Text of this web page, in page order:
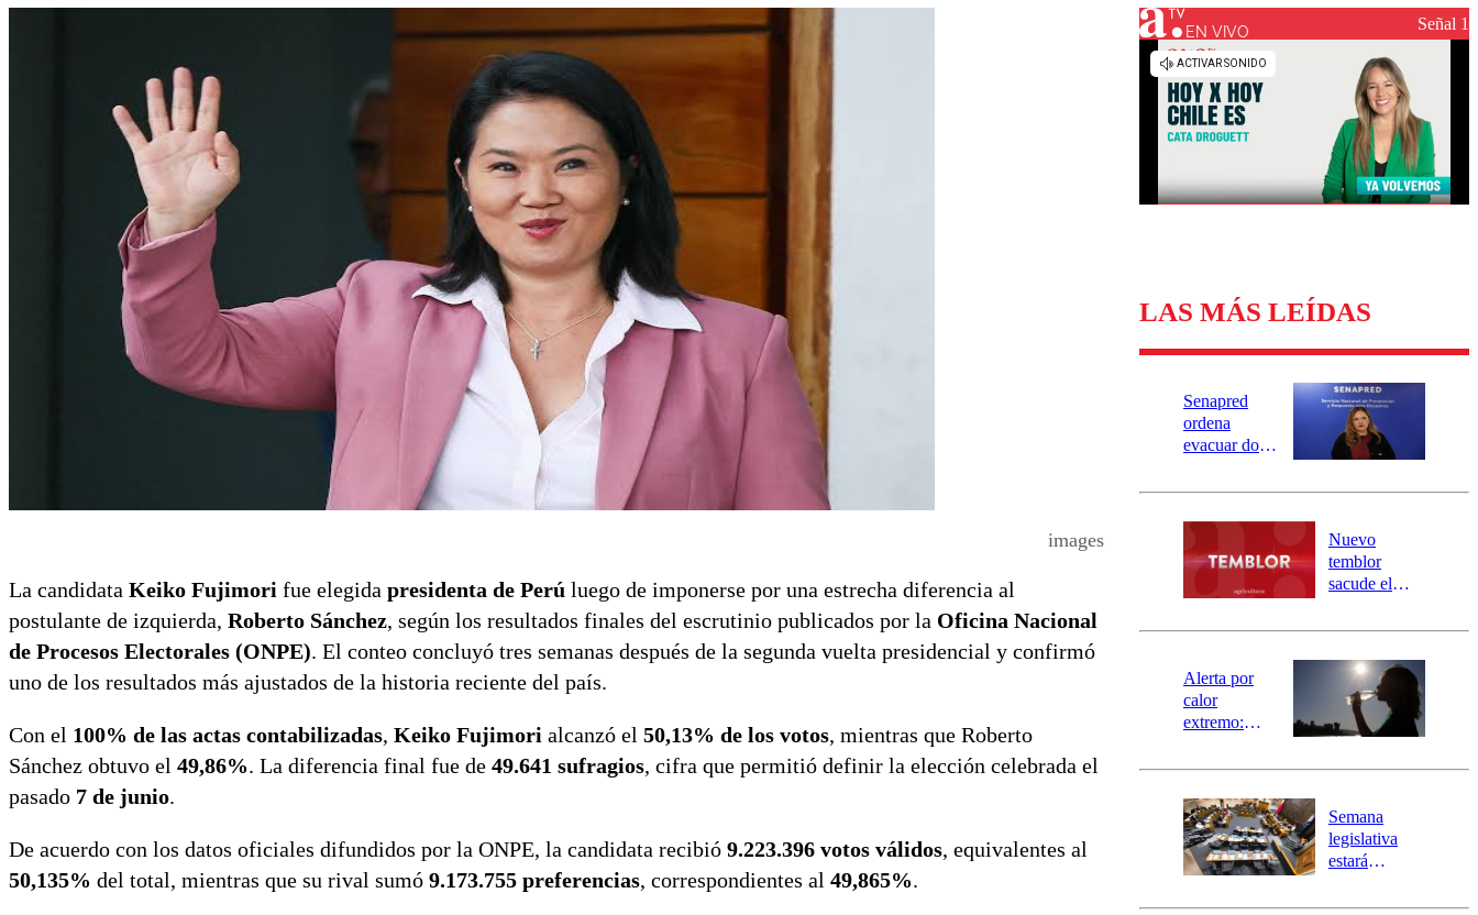
Universidad de Chile
Sustentabilidad
images
La candidata Keiko Fujimori fue elegida presidenta de Perú luego de imponerse por una estrecha diferencia al
postulante de izquierda, Roberto Sánchez, según los resultados finales del escrutinio publicados por la Oficina Nacional
de Procesos Electorales (ONPE). El conteo concluyó tres semanas después de la segunda vuelta presidencial y confirmó
uno de los resultados más ajustados de la historia reciente del país.
Con el 100% de las actas contabilizadas, Keiko Fujimori alcanzó el 50,13% de los votos, mientras que Roberto
Sánchez obtuvo el 49,86%. La diferencia final fue de 49.641 sufragios, cifra que permitió definir la elección celebrada el
pasado 7 de junio.
De acuerdo con los datos oficiales difundidos por la ONPE, la candidata recibió 9.223.396 votos válidos, equivalentes al
50,135% del total, mientras que su rival sumó 9.173.755 preferencias, correspondientes al 49,865%.
EN VIVO Señal 1
LAS MÁS LEÍDAS
Senapred
ordena
evacuar dos
Carahue por
río Damas:
activa
mensajería
SAE
Nuevo
temblor
sacude el
revisa la
epicentro
Alerta por
calor
extremo:
activa Alerta
Preventiva en
tres comunas
Semana
legislativa
estará
el fin de la